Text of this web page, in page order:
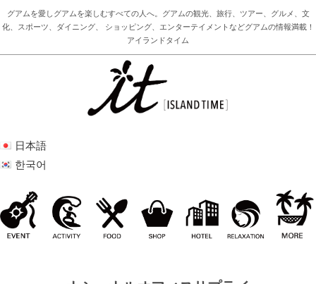
グアムを愛しグアムを楽しむすべての人へ。グアムの観光、旅行、ツアー、グルメ、文
化、スポーツ、ダイニング、 ショッピング、エンターテイメントなどグアムの情報満載！
アイランドタイム
日本語
한국어